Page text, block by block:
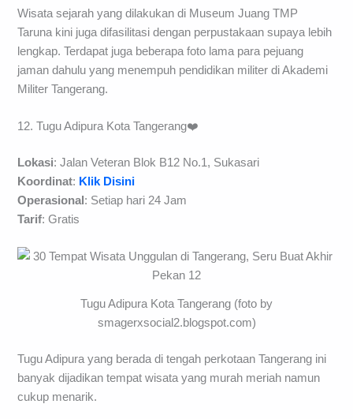
Wisata sejarah yang dilakukan di Museum Juang TMP
Taruna kini juga difasilitasi dengan perpustakaan supaya lebih
lengkap. Terdapat juga beberapa foto lama para pejuang
jaman dahulu yang menempuh pendidikan militer di Akademi
Militer Tangerang.
12. Tugu Adipura Kota Tangerang❤️
Lokasi: Jalan Veteran Blok B12 No.1, Sukasari
Koordinat: Klik Disini
Operasional : Setiap hari 24 Jam
Tarif: Gratis
Tugu Adipura Kota Tangerang (foto by
smagerxsocial2.blogspot.com)
Tugu Adipura yang berada di tengah perkotaan Tangerang ini
banyak dijadikan tempat wisata yang murah meriah namun
cukup menarik.